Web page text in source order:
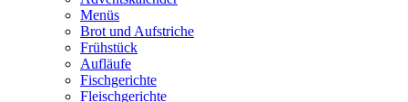
Menüs
Brot und Aufstriche
Frühstück
Aufläufe
Fischgerichte
Fleischgerichte